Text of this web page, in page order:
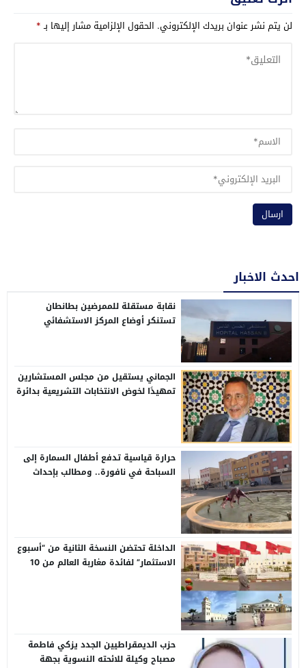
لن يتم نشر عنوان بريدك الإلكتروني. الحقول الإلزامية مشار إليها بـ*
احدث الاخبار
نقابة مستقلة للممرضين بطانطان
تستنكر أوضاع المركز الاستشفائي
الجماني يستقيل من مجلس المستشارين
تمهيدًا لخوض الانتخابات التشريعية بدائرة
حرارة قياسية تدفع أطفال السمارة إلى
السباحة في نافورة.. ومطالب بإحداث
الداخلة تحتضن النسخة الثانية من “أسبوع
الاستثمار” لفائدة مغاربة العالم من 10
حزب الديمقراطيين الجدد يزكي فاطمة
مصباح وكيلة للائحته النسوية بجهة